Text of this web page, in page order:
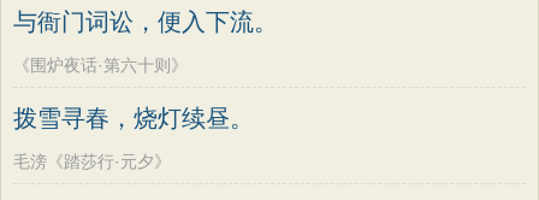
与衙门词讼，便入下流。
《围炉夜话·第六十则》
拨雪寻春，烧灯续昼。
毛滂《踏莎行·元夕》